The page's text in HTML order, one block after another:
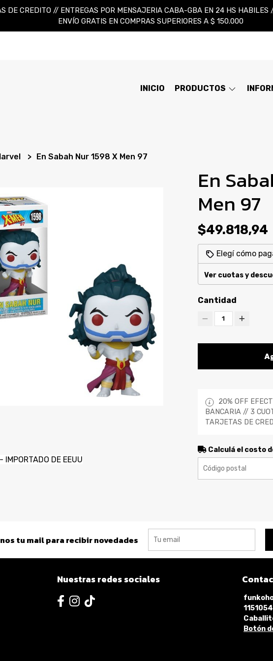
DE CREDITO // ENTREGAS POR MENSAJERIA CABA-GBA EN 24 HS
ENVÍO GRATIS EN COMPRAS SUPERIORES A $ 150.000
INICIO PRODUCTOS
En Sabah Nur 1598 X Men 97
DE EEUU
En
Men 97
$49.818,94
Elegí cómo
Ver cuotas y
Cantidad
1
20% OFF
BANCARIA // 3
TARJETAS DE
Calculá el costo
tu mail para recibir novedades
Nuestras redes sociales
Botón